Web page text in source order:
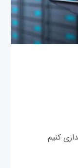
کنیم